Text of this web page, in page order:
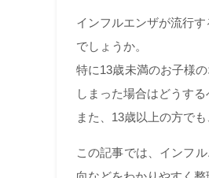
インフルエンザが流行
でしょうか。
特に13歳未満のお子様
しまった場合はどうす
また、13歳以上の方で
この記事では、インフ